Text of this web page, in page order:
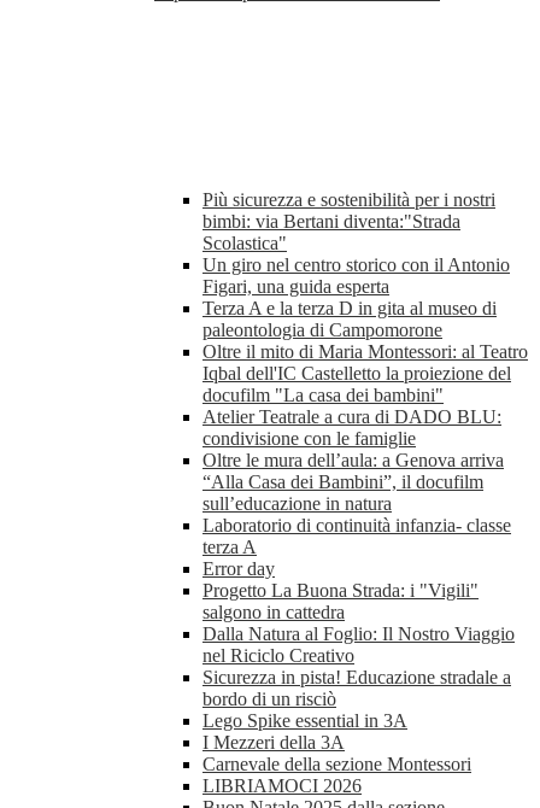
Più sicurezza e sostenibilità per i nostri
bimbi: via Bertani diventa:"Strada
Scolastica"
Un giro nel centro storico con il Antonio
Figari, una guida esperta
Terza A e la terza D in gita al museo di
paleontologia di Campomorone
Oltre il mito di Maria Montessori: al Teatro
Iqbal dell'IC Castelletto la proiezione del
docufilm "La casa dei bambini"
Atelier Teatrale a cura di DADO BLU:
condivisione con le famiglie
Oltre le mura dell’aula: a Genova arriva
“Alla Casa dei Bambini”, il docufilm
sull’educazione in natura
Laboratorio di continuità infanzia- classe
terza A
Error day
Progetto La Buona Strada: i "Vigili"
salgono in cattedra
Dalla Natura al Foglio: Il Nostro Viaggio
nel Riciclo Creativo
Sicurezza in pista! Educazione stradale a
bordo di un risciò
Lego Spike essential in 3A
I Mezzeri della 3A
Carnevale della sezione Montessori
LIBRIAMOCI 2026